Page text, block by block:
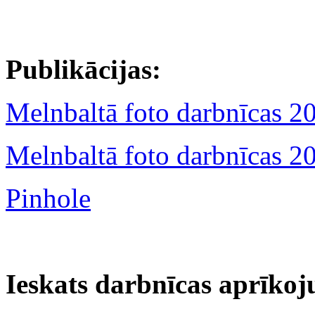
Publikācijas:
Melnbaltā foto darbnīcas
Melnbaltā foto darbnīcas
Pinhole
Ieskats darbnīcas